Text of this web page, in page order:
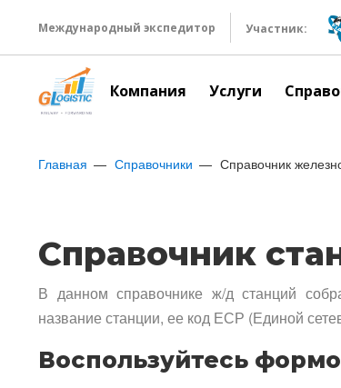
Международный экспедитор Участник:
Компания Услуги
Главная Справочники Справочник
Справочник
В данном справочнике ж/д станций
название станции, ее код ЕСР (Единой
Воспользуйтесь